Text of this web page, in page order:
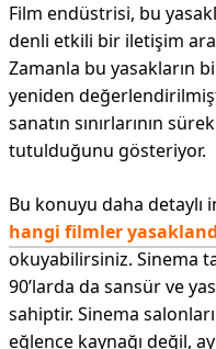
Film endüstrisi, bu
denli etkili bir iletişim
Zamanla bu yasakların
yeniden
sanatın sınırlarının
tutulduğunu gösteriyor.
Bu konuyu daha detaylı
hangi filmler
okuyabilirsiniz. Sinema
90’larda da sansür ve
sahiptir. Sinema
eğlence kaynağı değil,